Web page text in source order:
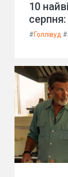
10
серпня:
#Голлівуд #